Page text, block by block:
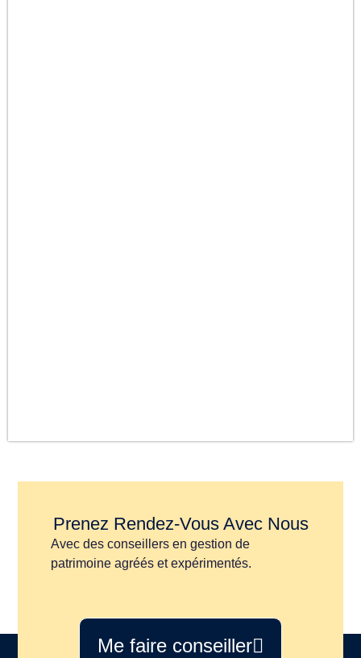
Prenez Rendez-Vous Avec Nous
Avec des conseillers en gestion de
patrimoine agréés et expérimentés.
Me faire conseiller